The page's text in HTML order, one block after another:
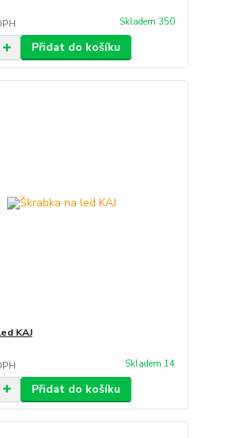
Skladem 350
Přidat do košíku
KAJ
Skladem 14
Přidat do košíku